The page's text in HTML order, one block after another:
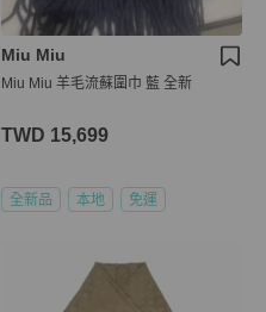
Miu Miu
Miu Miu 羊毛流蘇圍巾 藍 全新
TWD 15,699
全新品 本地 免運